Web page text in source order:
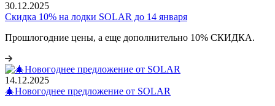
30.12.2025
Скидка 10% на лодки SOLAR до 14 января
Прошлогодние цены, а еще дополнительно 10% СКИДКА.
14.12.2025
🎄Новогоднее предложение от SOLAR